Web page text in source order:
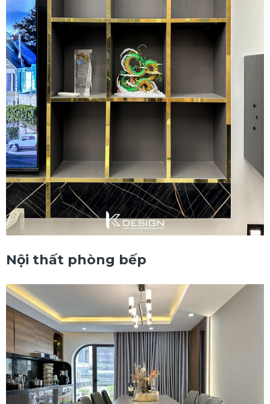
Nội thất phòng bếp